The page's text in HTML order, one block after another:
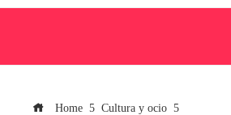
Home
Cultura y ocio